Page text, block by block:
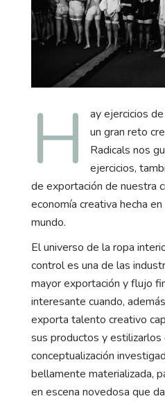
H
ay ejercicios
un gran reto
Radicals nos
ejercicios,
de exportación de nuestra
economía creativa hecha
mundo.
El universo de la ropa
control es una de las
mayor exportación y flujo
interesante cuando,
exporta talento creativo
sus productos y estilizarlos
conceptualización
bellamente materializada,
en escena novedosa que